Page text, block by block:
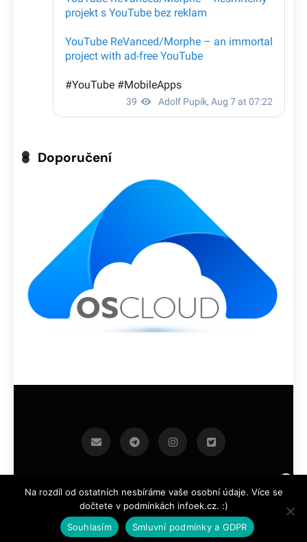
Doporučení
infoek.cz 2026.Developed By BlazeThemes .
Na rozdíl od ostatních nesbíráme vaše osobní údaje. Více se
dočtete v podmínkách infoek.cz. :)
Souhlasím
Smluvní podmínky a GDPR